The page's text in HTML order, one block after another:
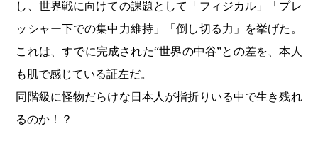
し、世界戦に向けての課題として「フィジカル」「プレ
ッシャー下での集中力維持」「倒し切る力」を挙げた。
これは、すでに完成された“世界の中谷”との差を、本人
も肌で感じている証左だ。
同階級に怪物だらけな日本人が指折りいる中で生き残れ
るのか！？